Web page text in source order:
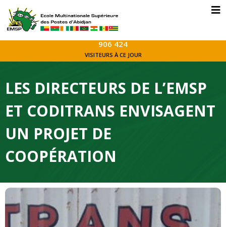
906 424
VISITEURS À CE JOUR
LES DIRECTEURS DE L’EMSP
ET CODITRANS ENVISAGENT
UN PROJET DE
COOPÉRATION